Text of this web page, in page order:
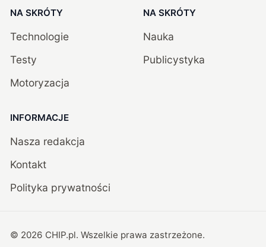
NA SKRÓTY
Technologie
Testy
Motoryzacja
NA SKRÓTY
Nauka
Publicystyka
INFORMACJE
Nasza redakcja
Kontakt
Polityka prywatności
© 2026 CHIP.pl. Wszelkie prawa zastrzeżone.